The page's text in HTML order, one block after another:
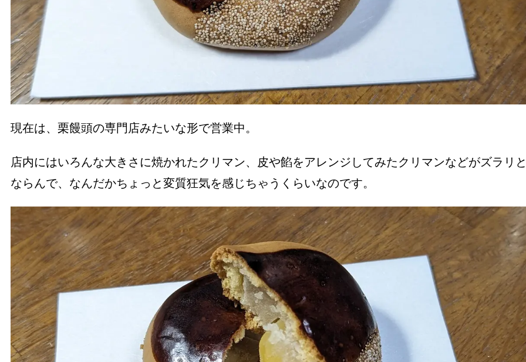
現在は、栗饅頭の専門店みたいな形で営業中。
店内にはいろんな大きさに焼かれたクリマン、皮や餡をアレンジしてみたクリマンなどがズラリ
ならんで、なんだかちょっと変質狂気を感じちゃうくらいなのです。